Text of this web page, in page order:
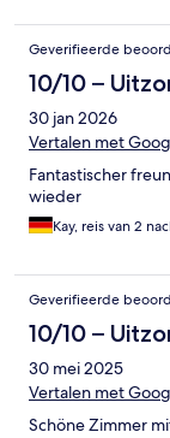
Geverifieerde
10/10 –
30 jan 2026
Vertalen met
Fantastischer
wieder
Kay, reis van 2
Geverifieerde
10/10 –
30 mei 2025
Vertalen met
Schöne Zimmer